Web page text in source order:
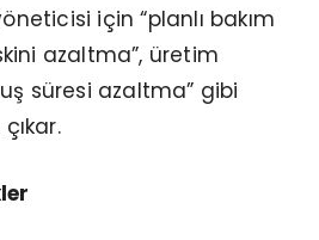
için “planlı bakım
azaltma”, üretim
süresi azaltma” gibi